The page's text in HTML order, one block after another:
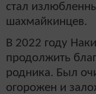
стал
шахмайкинцев.
В 2022 году
продолжить
родника. Был
огорожен и